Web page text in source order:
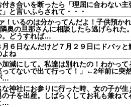
付き合いを断ったら「理屈に合わない
と言いふらされて・・・
！いるのは分かってんだよ！子供預か
の旦那さんに相談したら逃げられた
。どうすれば…
６日なんだけど７月２９日にドバッ
よね
加減にして。私達は別れたの！わかっ
ってないで出て行って！」←2年前に突
…
神社にお参りに行った時、女の子が
子を出産。しばらくしてお礼も兼ねて
…